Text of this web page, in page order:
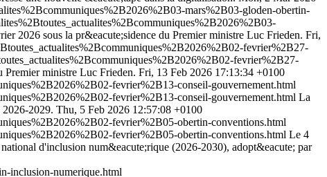
mars%2B03-gloden-obertin-
2026 sous la pr&eacute;sidence du Premier ministre Luc Frieden. Fri,
fevrier%2B27-
fevrier%2B27-
Premier ministre Luc Frieden. Fri, 13 Feb 2026 17:13:34 +0100
fevrier%2B13-conseil-gouvernement.html
fevrier%2B13-conseil-gouvernement.html La
2026-2029. Thu, 5 Feb 2026 12:57:08 +0100
fevrier%2B05-obertin-conventions.html
fevrier%2B05-obertin-conventions.html Le 4
d'inclusion num&eacute;rique (2026-2030), adopt&eacute; par
inclusion-numerique.html